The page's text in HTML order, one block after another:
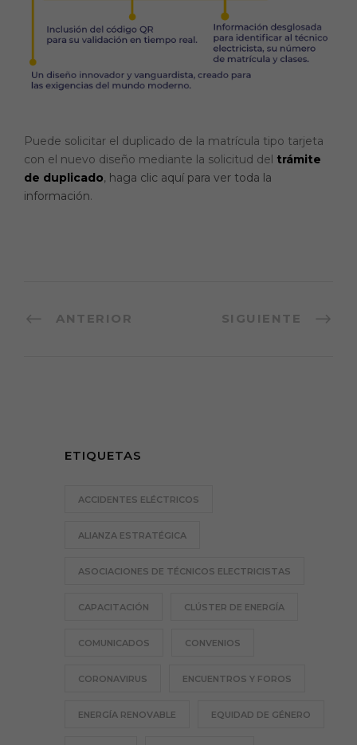
Puede solicitar el duplicado de la matrícula tipo tarjeta
con el nuevo diseño mediante la solicitud del trámite
de duplicado, haga clic aquí para ver toda la
información.
ANTERIOR SIGUIENTE
ETIQUETAS
ACCIDENTES ELÉCTRICOS
ALIANZA ESTRATÉGICA
ASOCIACIONES DE TÉCNICOS ELECTRICISTAS
CAPACITACIÓN CLÚSTER DE ENERGÍA
COMUNICADOS CONVENIOS
CORONAVIRUS ENCUENTROS Y FOROS
ENERGÍA RENOVABLE EQUIDAD DE GÉNERO